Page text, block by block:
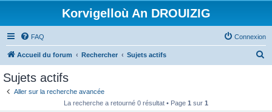
Korvigelloù An DROUIZIG
FAQ Connexion
Accueil du forum Rechercher Sujets actifs
Sujets actifs
Aller sur la recherche avancée
La recherche a retourné 0 résultat • Page 1 sur 1